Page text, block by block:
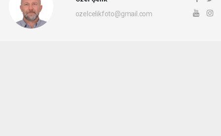
ozelcelikfoto@gmail.com